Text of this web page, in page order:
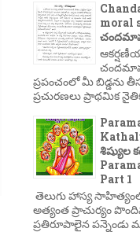
moral
ప్రపంచంలో మీ బిడ్డను
ప్రచురణలు ప్రాథమిక
శిష్యుల
Part 1
తెలుగు హాస్య
అత్యంత ప్రాచుర్యం
ప్రతిరూపాలైన పన్నెండు